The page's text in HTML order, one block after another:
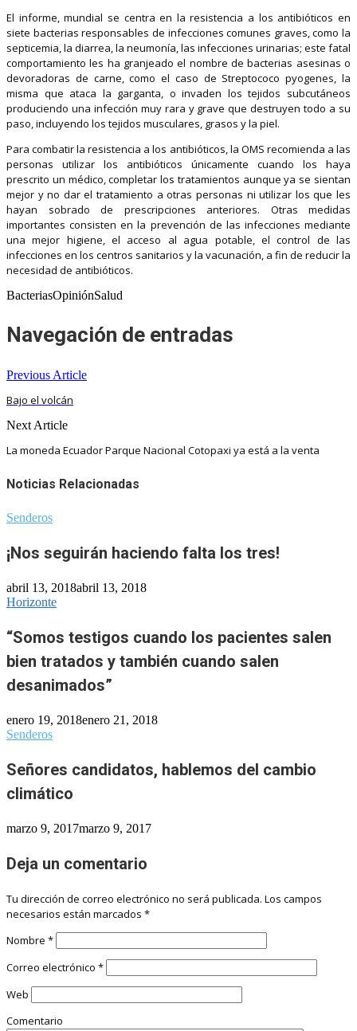
El informe, mundial se centra en la resistencia a los antibióticos en
siete bacterias responsables de infecciones comunes graves, como la
septicemia, la diarrea, la neumonía, las infecciones urinarias; este fatal
comportamiento les ha granjeado el nombre de bacterias asesinas o
devoradoras de carne, como el caso de Streptococo pyogenes, la
misma que ataca la garganta, o invaden los tejidos subcutáneos
produciendo una infección muy rara y grave que destruyen todo a su
paso, incluyendo los tejidos musculares, grasos y la piel.
Para combatir la resistencia a los antibióticos, la OMS recomienda a las
personas utilizar los antibióticos únicamente cuando los haya
prescrito un médico, completar los tratamientos aunque ya se sientan
mejor y no dar el tratamiento a otras personas ni utilizar los que les
hayan sobrado de prescripciones anteriores. Otras medidas
importantes consisten en la prevención de las infecciones mediante
una mejor higiene, el acceso al agua potable, el control de las
infecciones en los centros sanitarios y la vacunación, a fin de reducir la
necesidad de antibióticos.
BacteriasOpiniónSalud
Navegación de entradas
Previous Article
Bajo el volcán
Next Article
La moneda Ecuador Parque Nacional Cotopaxi ya está a la venta
Noticias Relacionadas
Senderos
¡Nos seguirán haciendo falta los tres!
abril 13, 2018abril 13, 2018
Horizonte
“Somos testigos cuando los pacientes salen
bien tratados y también cuando salen
desanimados”
enero 19, 2018enero 21, 2018
Senderos
Señores candidatos, hablemos del cambio
climático
marzo 9, 2017marzo 9, 2017
Deja un comentario
Tu dirección de correo electrónico no será publicada. Los campos
necesarios están marcados *
Nombre *
Correo electrónico *
Web
Comentario